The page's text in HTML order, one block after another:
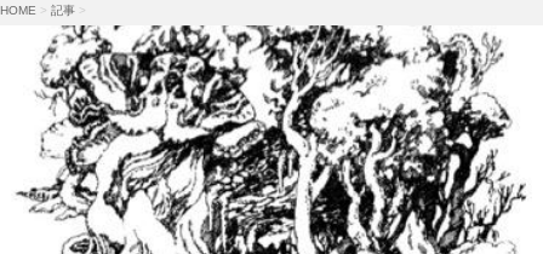
HOME > 記事 >